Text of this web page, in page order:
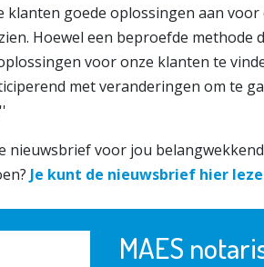
klanten goede oplossingen aan
Hoewel een beproefde methode
voor onze klanten te
met veranderingen om te
nieuwsbrief voor jou
Je kunt de nieuwsbrief hier
MAES